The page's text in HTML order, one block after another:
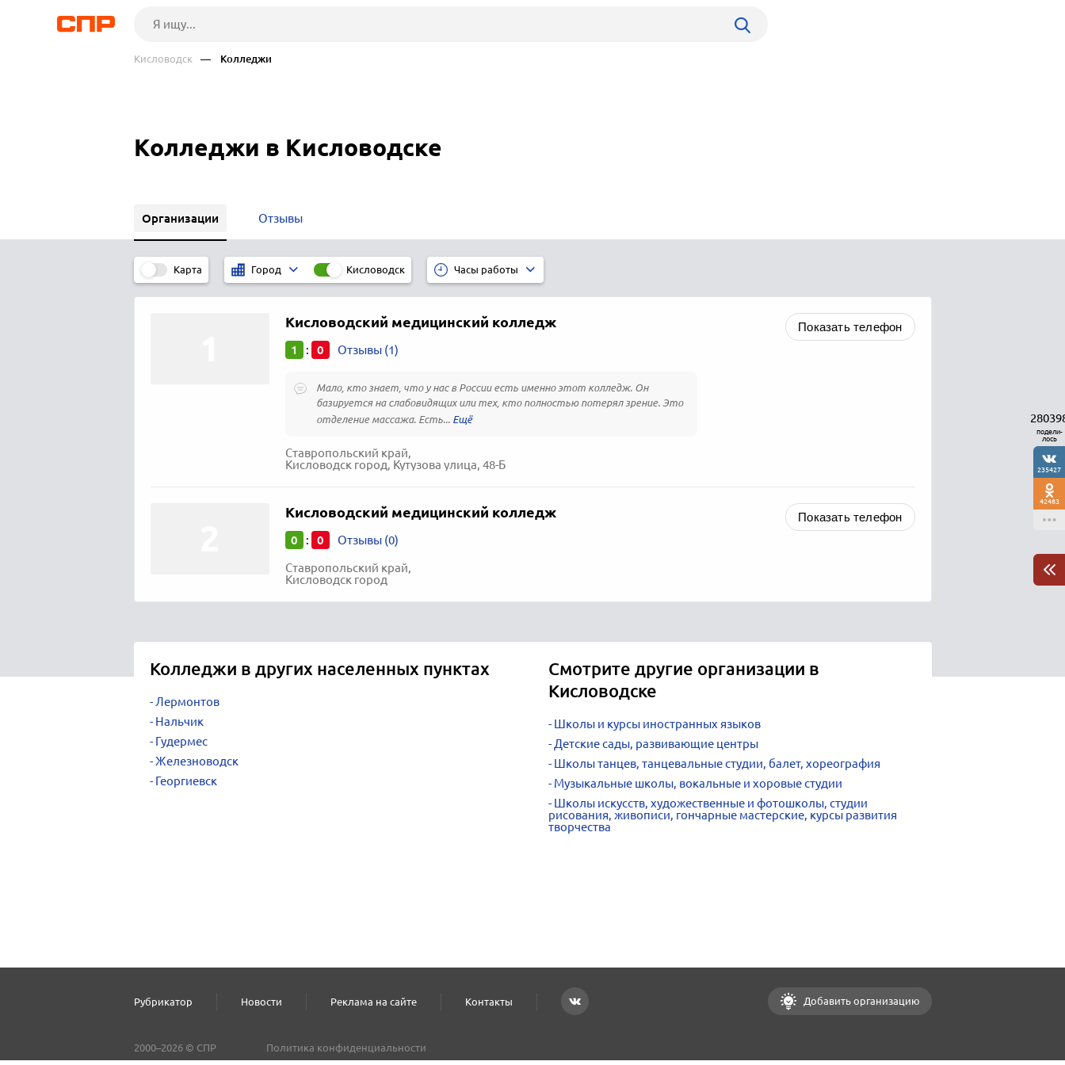
Кисловодск — Колледжи
Колледжи в Кисловодске
Организации Отзывы
Карта Город Кисловодск Часы работы
Кисловодский медицинский колледж
1 : 0 Отзывы (1)
Мало, кто знает, что у нас в России есть именно этот колледж. Он
базируется на слабовидящих или тех, кто полностью потерял зрение. Это
отделение массажа. Есть...
Ставропольский край,
Кисловодск город, Кутузова улица, 48-Б
Показать телефон
Кисловодский медицинский колледж
0 : 0 Отзывы (0)
Ставропольский край,
Кисловодск город
Показать телефон
Колледжи в других населенных пунктах
Лермонтов
Нальчик
Гудермес
Железноводск
Георгиевск
Смотрите другие организации в
Кисловодске
Школы и курсы иностранных языков
Детские сады, развивающие центры
Школы танцев, танцевальные студии, балет, хореография
Музыкальные школы, вокальные и хоровые студии
Школы искусств, художественные и фотошколы, студии
рисования, живописи, гончарные мастерские, курсы развития
творчества
подели-
лось
235427
42483
Рубрикатор Новости Реклама на сайте Контакты Добавить организацию
2000–2026 © СПР Политика конфиденциальности